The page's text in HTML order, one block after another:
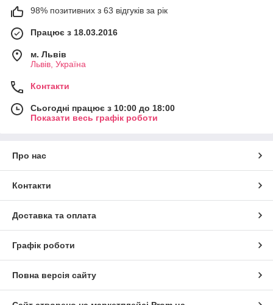
98% позитивних з 63 відгуків за рік
Працює з 18.03.2016
м. Львів
Львів, Україна
Контакти
Сьогодні працює з 10:00 до 18:00
Показати весь графік роботи
Про нас
Контакти
Доставка та оплата
Графік роботи
Повна версія сайту